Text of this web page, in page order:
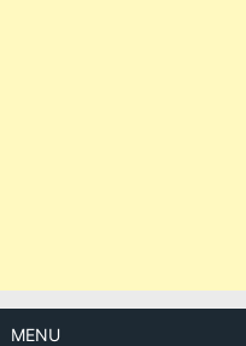
MENU